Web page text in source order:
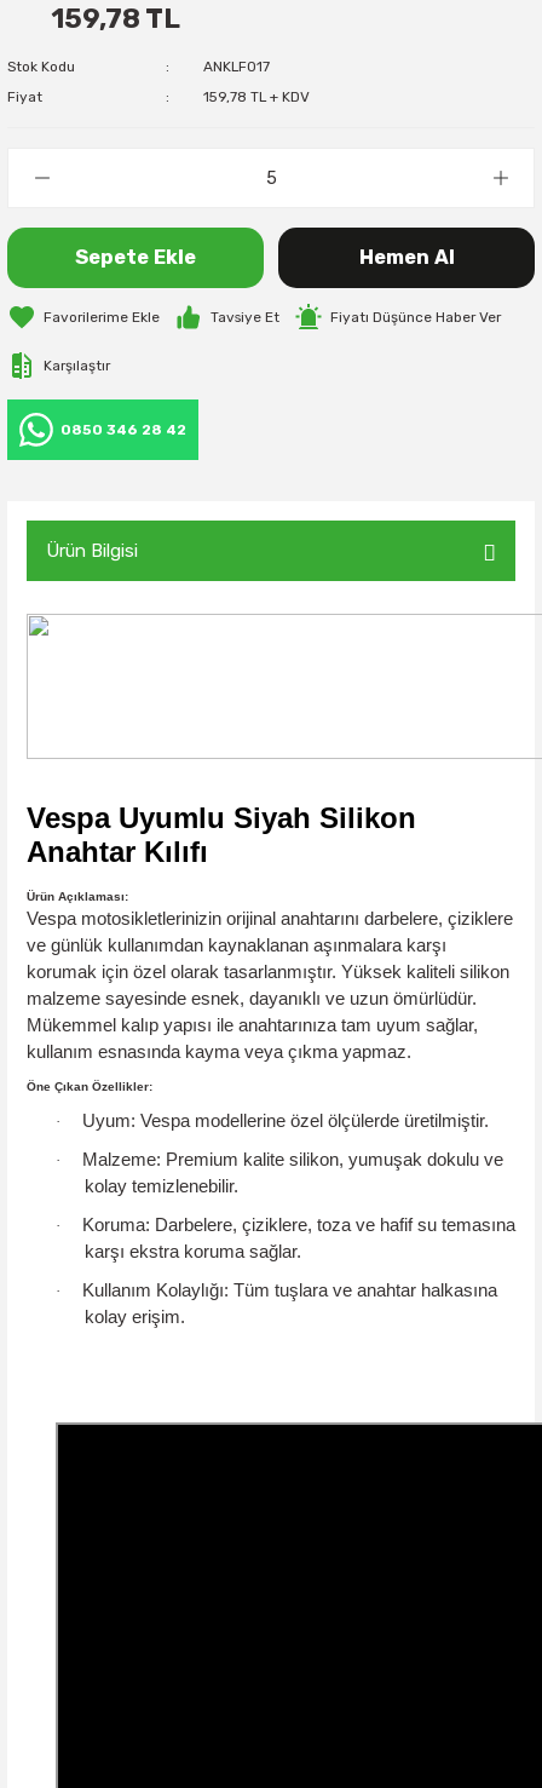
159,78 TL
Stok Kodu
ANKLF017
Fiyat
159,78 TL + KDV
Sepete Ekle Hemen Al
Tavsiye Et Fiyatı Düşünce Haber Ver
Karşılaştır
0850 346 28 42
Ürün Bilgisi
Vespa Uyumlu Siyah Silikon
Anahtar Kılıfı
Ürün Açıklaması:
Vespa motosikletlerinizin orijinal anahtarını darbelere, çiziklere
ve günlük kullanımdan kaynaklanan aşınmalara karşı
korumak için özel olarak tasarlanmıştır. Yüksek kaliteli silikon
malzeme sayesinde esnek, dayanıklı ve uzun ömürlüdür.
Mükemmel kalıp yapısı ile anahtarınıza tam uyum sağlar,
kullanım esnasında kayma veya çıkma yapmaz.
Öne Çıkan Özellikler:
· Uyum: Vespa modellerine özel ölçülerde üretilmiştir.
· Malzeme: Premium kalite silikon, yumuşak dokulu ve
kolay temizlenebilir.
· Koruma: Darbelere, çiziklere, toza ve hafif su temasına
karşı ekstra koruma sağlar.
· Kullanım Kolaylığı: Tüm tuşlara ve anahtar halkasına
kolay erişim.